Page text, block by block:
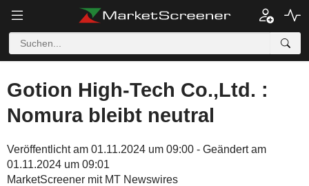
Gotion High-Tech Co.,Ltd. :
Nomura bleibt neutral
Veröffentlicht am 01.11.2024 um 09:00 - Geändert am
01.11.2024 um 09:01
MarketScreener mit MT Newswires